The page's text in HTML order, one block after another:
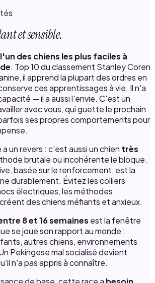
et sensible.
l'un des chiens les plus faciles à
. Top 10 du classement Stanley Coren
il apprend la plupart des ordres en
ces apprentissages à vie. Il n'a
— il a aussi l'envie. C'est un
avec vous, qui guette le prochain
ses propres comportements pour
un revers : c'est aussi un chien très
brutale ou incohérente le bloque.
basée sur le renforcement, est la
durablement. Évitez les colliers
électriques, les méthodes
des chiens méfiants et anxieux.
8 et 16 semaines est la fenêtre
se joue son rapport au monde :
autres chiens, environnements
Pekingese mal socialisé devient
n'a pas appris à connaître.